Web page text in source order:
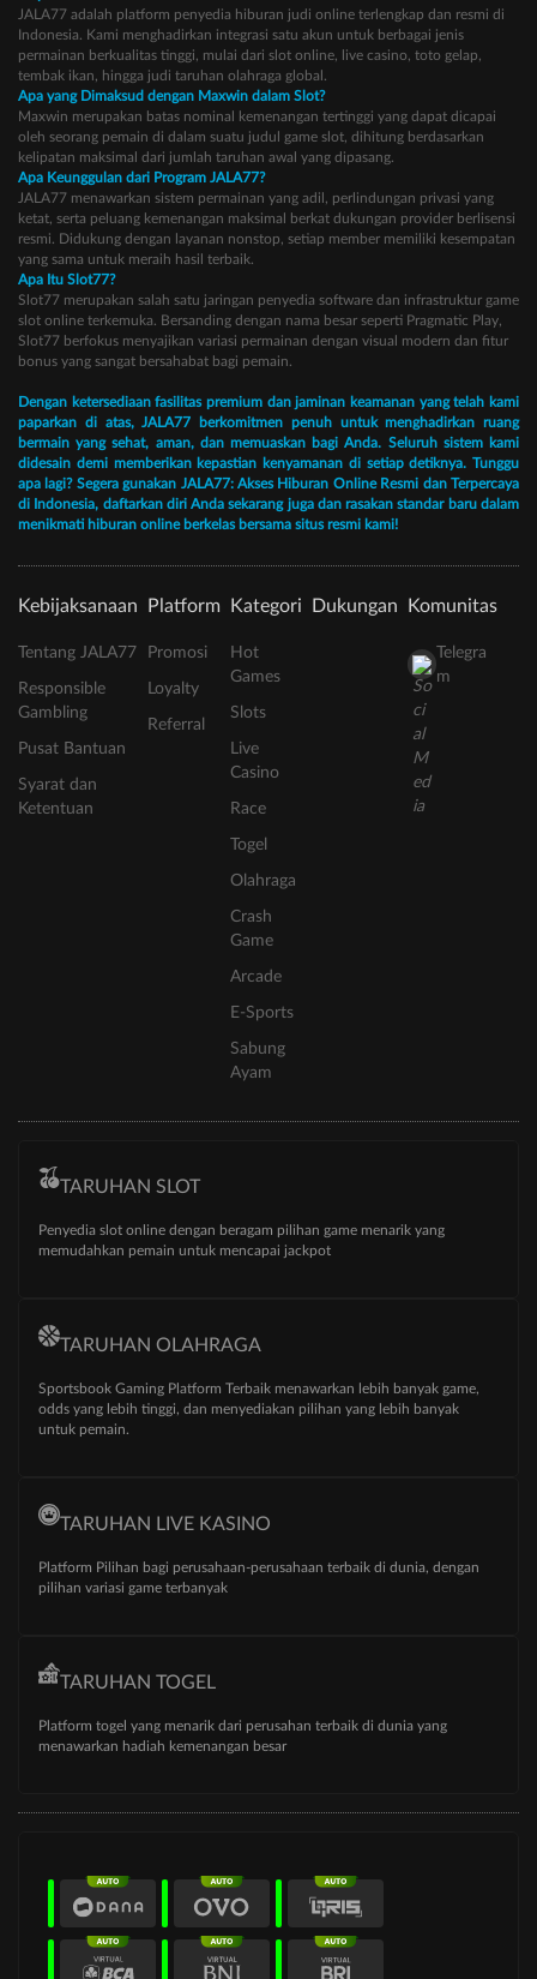
JALA77 adalah platform penyedia hiburan judi online terlengkap dan resmi di
Indonesia. Kami menghadirkan integrasi satu akun untuk berbagai jenis
permainan berkualitas tinggi, mulai dari slot online, live casino, toto gelap,
tembak ikan, hingga judi taruhan olahraga global.
Apa yang Dimaksud dengan Maxwin dalam Slot?
Maxwin merupakan batas nominal kemenangan tertinggi yang dapat dicapai
oleh seorang pemain di dalam suatu judul game slot, dihitung berdasarkan
kelipatan maksimal dari jumlah taruhan awal yang dipasang.
Apa Keunggulan dari Program JALA77?
JALA77 menawarkan sistem permainan yang adil, perlindungan privasi yang
ketat, serta peluang kemenangan maksimal berkat dukungan provider berlisensi
resmi. Didukung dengan layanan nonstop, setiap member memiliki kesempatan
yang sama untuk meraih hasil terbaik.
Apa Itu Slot77?
Slot77 merupakan salah satu jaringan penyedia software dan infrastruktur game
slot online terkemuka. Bersanding dengan nama besar seperti Pragmatic Play,
Slot77 berfokus menyajikan variasi permainan dengan visual modern dan fitur
bonus yang sangat bersahabat bagi pemain.
Dengan ketersediaan fasilitas premium dan jaminan keamanan yang telah kami
paparkan di atas, JALA77 berkomitmen penuh untuk menghadirkan ruang
bermain yang sehat, aman, dan memuaskan bagi Anda. Seluruh sistem kami
didesain demi memberikan kepastian kenyamanan di setiap detiknya. Tunggu
apa lagi? Segera gunakan JALA77: Akses Hiburan Online Resmi dan Terpercaya
di Indonesia, daftarkan diri Anda sekarang juga dan rasakan standar baru dalam
menikmati hiburan online berkelas bersama situs resmi kami!
Kebijaksanaan
Tentang JALA77
Responsible
Gambling
Pusat Bantuan
Syarat dan
Ketentuan
Platform
Promosi
Loyalty
Referral
Kategori
Hot
Games
Slots
Live
Casino
Race
Togel
Olahraga
Crash
Game
Arcade
E-Sports
Sabung
Ayam
Dukungan Komunitas
Telegra
m
TARUHAN SLOT
Penyedia slot online dengan beragam pilihan game menarik yang
memudahkan pemain untuk mencapai jackpot
TARUHAN OLAHRAGA
Sportsbook Gaming Platform Terbaik menawarkan lebih banyak game,
odds yang lebih tinggi, dan menyediakan pilihan yang lebih banyak
untuk pemain.
TARUHAN LIVE KASINO
Platform Pilihan bagi perusahaan-perusahaan terbaik di dunia, dengan
pilihan variasi game terbanyak
TARUHAN TOGEL
Platform togel yang menarik dari perusahan terbaik di dunia yang
menawarkan hadiah kemenangan besar